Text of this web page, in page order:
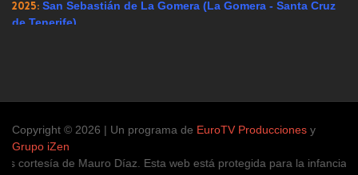
2025: San Sebastián de La Gomera (La Gomera - Santa Cruz
de Tenerife)
Copyright © 2026 | Un programa de EuroTV Producciones y
Grupo iZen
cortesía de Mauro Díaz. Esta web está protegida para la infancia,